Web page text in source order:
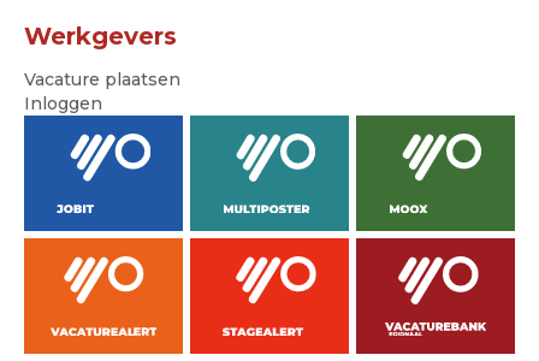
Werkgevers
Vacature plaatsen
Inloggen